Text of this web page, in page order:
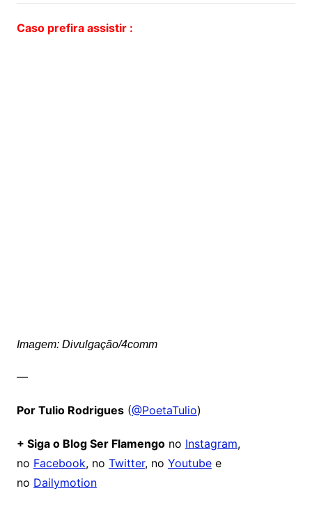
Caso prefira assistir :
Imagem: Divulgação/4comm
—
Por Tulio Rodrigues(@PoetaTulio)
+ Siga o Blog Ser Flamengono Instagram,
no Facebook, no Twitter, no Youtubee
no Dailymotion